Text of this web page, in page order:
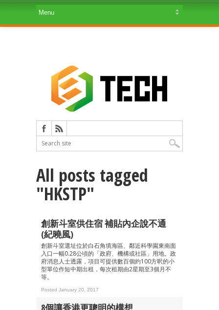
All posts tagged
"HKSTP"
創新斗室供住宿 補貼內企說不通
(紀曉風)
創新斗室選址位於白石角填海區、鄰近科學園東南面
入口一幅0.28公頃的「政府、機構或社區」用地。政
府消息人士透露，項目可提供數百個約100方呎的小
型單位作短中期出租，每次租期由2星期至3個月不
等。
Posted January 20, 2017
8個讓香港更聰明的構想